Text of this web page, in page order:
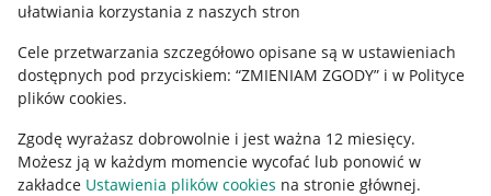
ułatwiania korzystania z naszych stron
Cele przetwarzania szczegółowo opisane są w ustawieniach
dostępnych pod przyciskiem: “ZMIENIAM ZGODY” i w Polityce
plików cookies.
Zgodę wyrażasz dobrowolnie i jest ważna 12 miesięcy.
Możesz ją w każdym momencie wycofać lub ponowić w
zakładce Ustawienia plików cookies na stronie głównej.
Ustawienia plików "cookies"
Udostępnianie lokalizacji
Informacje dla Aktu o Usługach Cyfrowych
Pobierz aplikację